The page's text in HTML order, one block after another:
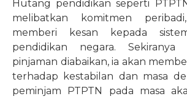
Hutang pendidikan seperti
melibatkan komitmen
memberi kesan kepada
pendidikan negara. Sekiranya
pinjaman diabaikan, ia akan
terhadap kestabilan dan masa
peminjam PTPTN pada masa